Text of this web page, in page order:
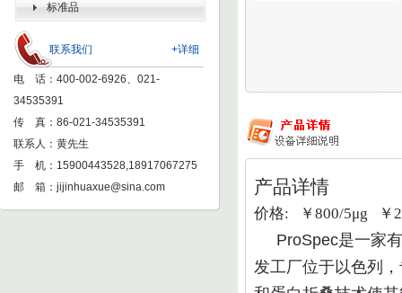
标准品
+详细
联系我们
电 话：400-002-6926、021-
34535391
传 真：86-021-34535391
联系人：黄先生
手 机：15900443528,18917067275
邮 箱： jijinhuaxue@sina.com 产品详情
价格: ￥800/5μg ￥
ProSpec是一家
发工厂位于以色列